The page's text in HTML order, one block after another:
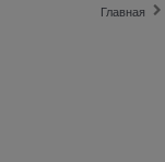
Главная